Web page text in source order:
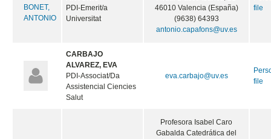
PDI-Emerit/a
Universitat
46010 Valencia (España)
(9638) 64393
antonio.capafons@uv.es
file
CARBAJO
ALVAREZ, EVA
PDI-Associat/Da
Assistencial Ciencies
Salut
eva.carbajo@uv.es
file
Profesora Isabel Caro
Gabalda Catedrática del